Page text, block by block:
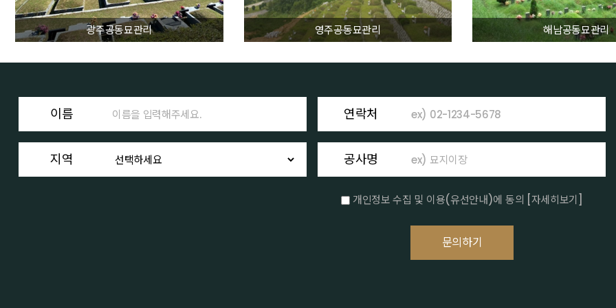
광주공동묘관리 영주공동묘관리 해남공동묘관리
이름 연락처
지역 공사명
개인정보 수집 및 이용(유선안내)에 동의 [자세히보기]